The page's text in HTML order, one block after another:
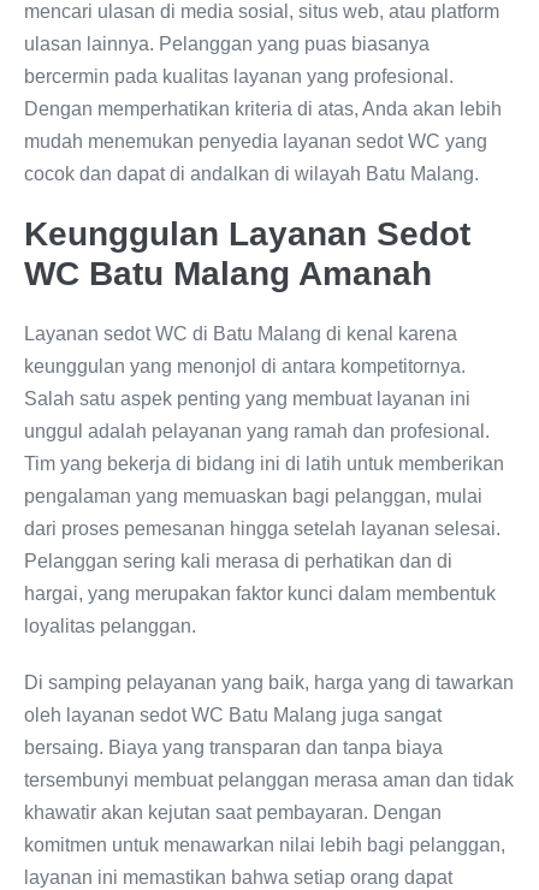
mencari ulasan di media sosial, situs web, atau platform
ulasan lainnya. Pelanggan yang puas biasanya
bercermin pada kualitas layanan yang profesional.
Dengan memperhatikan kriteria di atas, Anda akan lebih
mudah menemukan penyedia layanan sedot WC yang
cocok dan dapat di andalkan di wilayah Batu Malang.
Keunggulan Layanan Sedot
WC Batu Malang Amanah
Layanan sedot WC di Batu Malang di kenal karena
keunggulan yang menonjol di antara kompetitornya.
Salah satu aspek penting yang membuat layanan ini
unggul adalah pelayanan yang ramah dan profesional.
Tim yang bekerja di bidang ini di latih untuk memberikan
pengalaman yang memuaskan bagi pelanggan, mulai
dari proses pemesanan hingga setelah layanan selesai.
Pelanggan sering kali merasa di perhatikan dan di
hargai, yang merupakan faktor kunci dalam membentuk
loyalitas pelanggan.
Di samping pelayanan yang baik, harga yang di tawarkan
oleh layanan sedot WC Batu Malang juga sangat
bersaing. Biaya yang transparan dan tanpa biaya
tersembunyi membuat pelanggan merasa aman dan tidak
khawatir akan kejutan saat pembayaran. Dengan
komitmen untuk menawarkan nilai lebih bagi pelanggan,
layanan ini memastikan bahwa setiap orang dapat